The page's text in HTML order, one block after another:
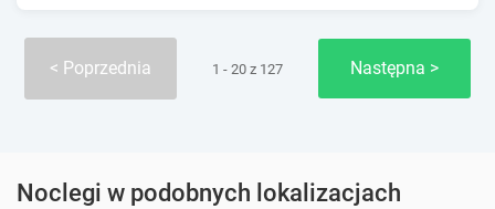
Poprzednia 1 - 20 z 127 Następna
Noclegi w podobnych lokalizacjach